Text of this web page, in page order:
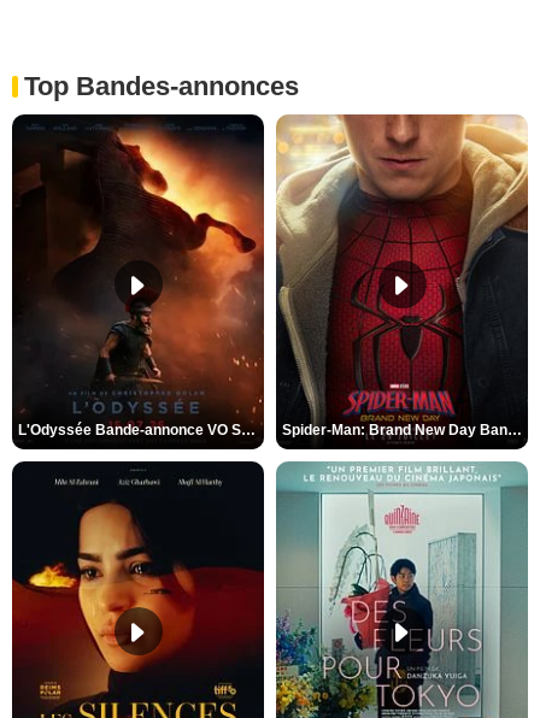
Top Bandes-annonces
L'Odyssée Bande-annonce VO STFR Spider-Man: Brand New Day Bande-annonce VO STFR